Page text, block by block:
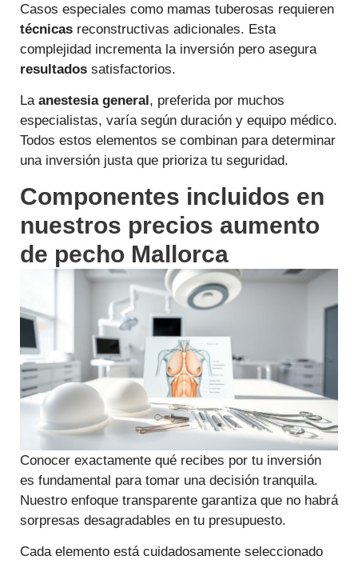
Casos especiales como mamas tuberosas requieren
técnicas reconstructivas adicionales. Esta
complejidad incrementa la inversión pero asegura
resultados satisfactorios.
La anestesia general , preferida por muchos
especialistas, varía según duración y equipo médico.
Todos estos elementos se combinan para determinar
una inversión justa que prioriza tu seguridad.
Componentes incluidos en
nuestros precios aumento
de pecho Mallorca
Conocer exactamente qué recibes por tu inversión
es fundamental para tomar una decisión tranquila.
Nuestro enfoque transparente garantiza que no habrá
sorpresas desagradables en tu presupuesto.
Cada elemento está cuidadosamente seleccionado